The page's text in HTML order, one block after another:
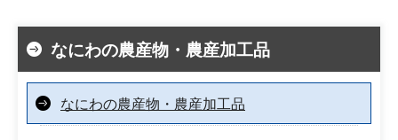
なにわの農産物・農産加工品
なにわの農産物・農産加工品